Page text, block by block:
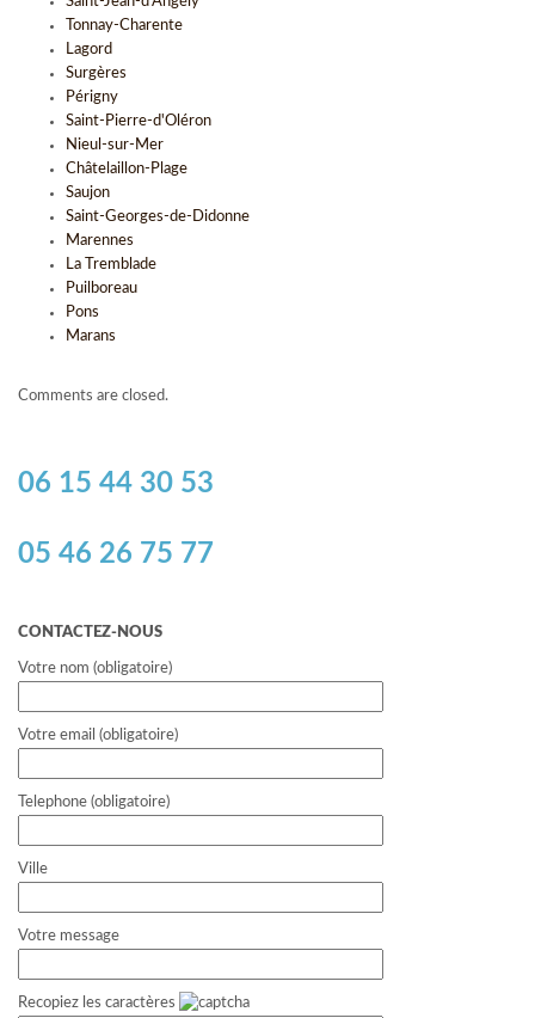
Tonnay-Charente
Lagord
Surgères
Périgny
Saint-Pierre-d'Oléron
Nieul-sur-Mer
Châtelaillon-Plage
Saujon
Saint-Georges-de-Didonne
Marennes
La Tremblade
Puilboreau
Pons
Marans
Comments are closed.
06 15 44 30 53
05 46 26 75 77
CONTACTEZ-NOUS
Votre nom (obligatoire)
Votre email (obligatoire)
Telephone (obligatoire)
Ville
Votre message
Recopiez les caractères